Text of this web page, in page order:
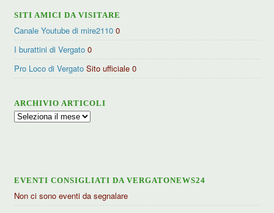
SITI AMICI DA VISITARE
Canale Youtube di mire2110 0
I burattini di Vergato 0
Pro Loco di Vergato Sito ufficiale 0
ARCHIVIO ARTICOLI
Archivio
EVENTI CONSIGLIATI DA VERGATONEWS24
Non ci sono eventi da segnalare